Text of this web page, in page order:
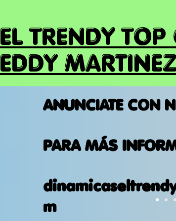
EL TRENDY
EDDY MARTINEZ
ANUNCIATE CON
PARA MÁS
m